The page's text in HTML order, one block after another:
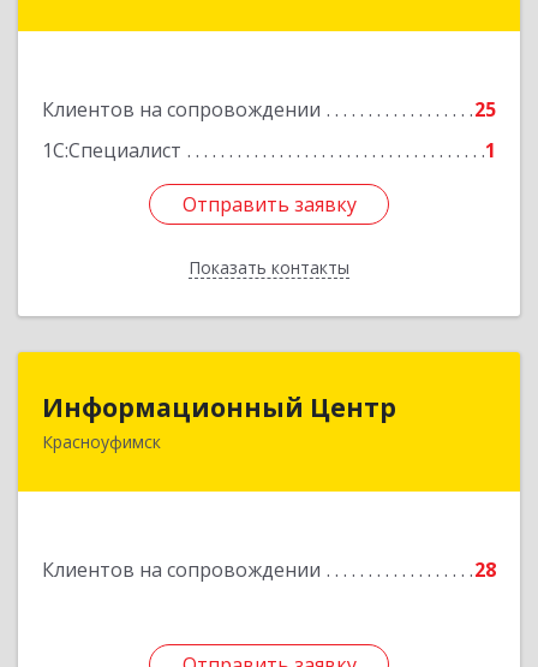
Клиентов на сопровождении
25
1С:Специалист
1
Отправить заявку
Показать контакты
Отправить заявку
Назад
Информационный Центр
Красноуфимск
Клиентов на сопровождении 28
Информационный Центр
623300, Свердловская обл, Красноуфимск г,